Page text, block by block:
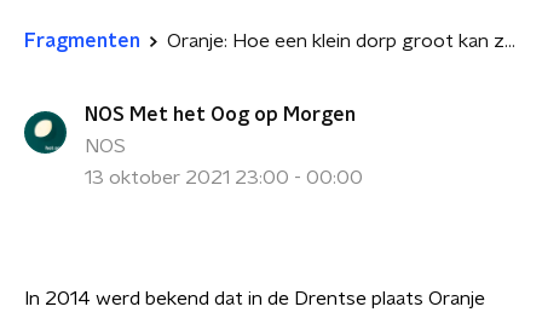
Fragmenten Oranje: Hoe een klein dorp groot kan zijn
NOS Met het Oog op Morgen
NOS
13 oktober 2021 23:00 - 00:00
In 2014 werd bekend dat in de Drentse plaats Oranje